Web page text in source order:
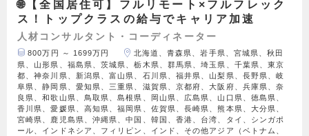
🌐【全国居住可】フルリモート×フルフレック
ス！トップクラスの給与でキャリア加速
人材コンサルタント・コーディネーター
800万円 ～ 1699万円
北海道、青森県、岩手県、宮城県、秋田
県、山形県、福島県、茨城県、栃木県、群馬県、埼玉県、千葉県、東京
都、神奈川県、新潟県、富山県、石川県、福井県、山梨県、長野県、岐
阜県、静岡県、愛知県、三重県、滋賀県、京都府、大阪府、兵庫県、奈
良県、和歌山県、鳥取県、島根県、岡山県、広島県、山口県、徳島県、
香川県、愛媛県、高知県、福岡県、佐賀県、長崎県、熊本県、大分県、
宮崎県、鹿児島県、沖縄県、中国、韓国、香港、台湾、タイ、シンガポ
ール、インドネシア、フィリピン、インド、その他アジア（ベトナム、